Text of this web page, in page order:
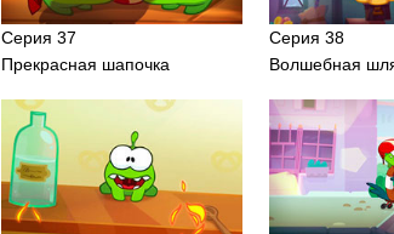
Серия 37
Прекрасная шапочка
Серия 38
Волшебная